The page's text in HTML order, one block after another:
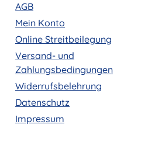
AGB
Mein Konto
Online Streitbeilegung
Versand- und
Zahlungsbedingungen
Widerrufsbelehrung
Datenschutz
Impressum